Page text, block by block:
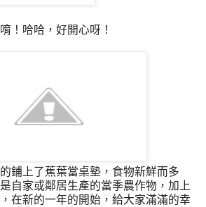
！哈哈，好開心呀！
鋪上了蕉葉當桌墊，食物新鮮而多
自家或鄰居生產的當季農作物，加上
在新的一年的開始，給大家滿滿的幸